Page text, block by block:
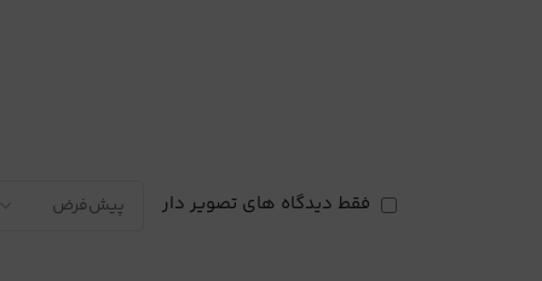
فقط دیدگاه های تصویر دار